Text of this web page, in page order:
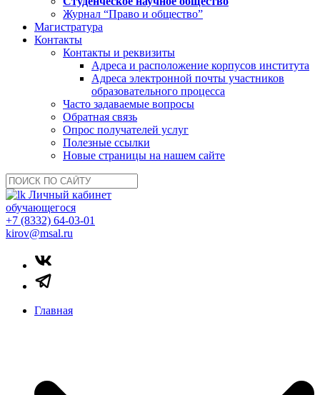
Журнал “Право и общество”
Магистратура
Контакты
Контакты и реквизиты
Адреса и расположение корпусов института
Адреса электронной почты участников
образовательного процесса
Часто задаваемые вопросы
Обратная связь
Опрос получателей услуг
Полезные ссылки
Новые страницы на нашем сайте
Личный кабинет
обучающегося
+7 (8332) 64-03-01
kirov@msal.ru
Главная